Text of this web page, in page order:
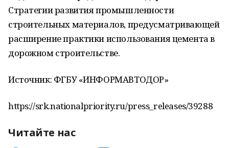
Стратегии развития промышленности
строительных материалов, предусматривающей
расширение практики использования цемента в
дорожном строительстве.
Источник: ФГБУ «ИНФОРМАВТОДОР»
https://srk.nationalpriority.ru/press_releases/39288
Читайте нас